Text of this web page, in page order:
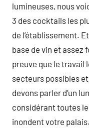
lumineuses, nous
3 des cocktails les
de l’établissement.
base de vin et assez
preuve que le travail
secteurs possibles
devons parler d’un
considérant toutes
inondent votre